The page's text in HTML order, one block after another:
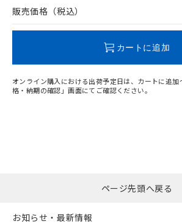
問い合わせください。
販売価格（税込）
カートに追加
オンライン購入における出荷予定日は、カートに追
格・納期の確認」画面にてご確認ください。
ページ先頭へ戻る
お知らせ・最新情報